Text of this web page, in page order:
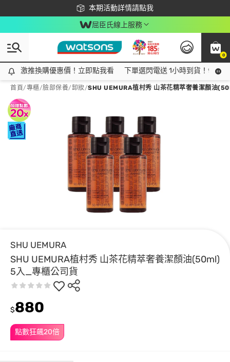
本期活動詳情請點我
下載app最高回饋$350
屈臣氏線上服務
0
激推換購優惠價！立即點我看
激推換購優惠價！立即點我看 下單選閃電送 1小時到貨！領神
首頁/專櫃/臉部保養/卸妝/SHU UEMURA植村秀 山茶花精萃奢養潔顏油
SHU UEMURA
SHU UEMURA植村秀 山茶花精萃奢養潔顏油(50ml)
5入_專櫃公司貨
點數狂飆20倍
$880